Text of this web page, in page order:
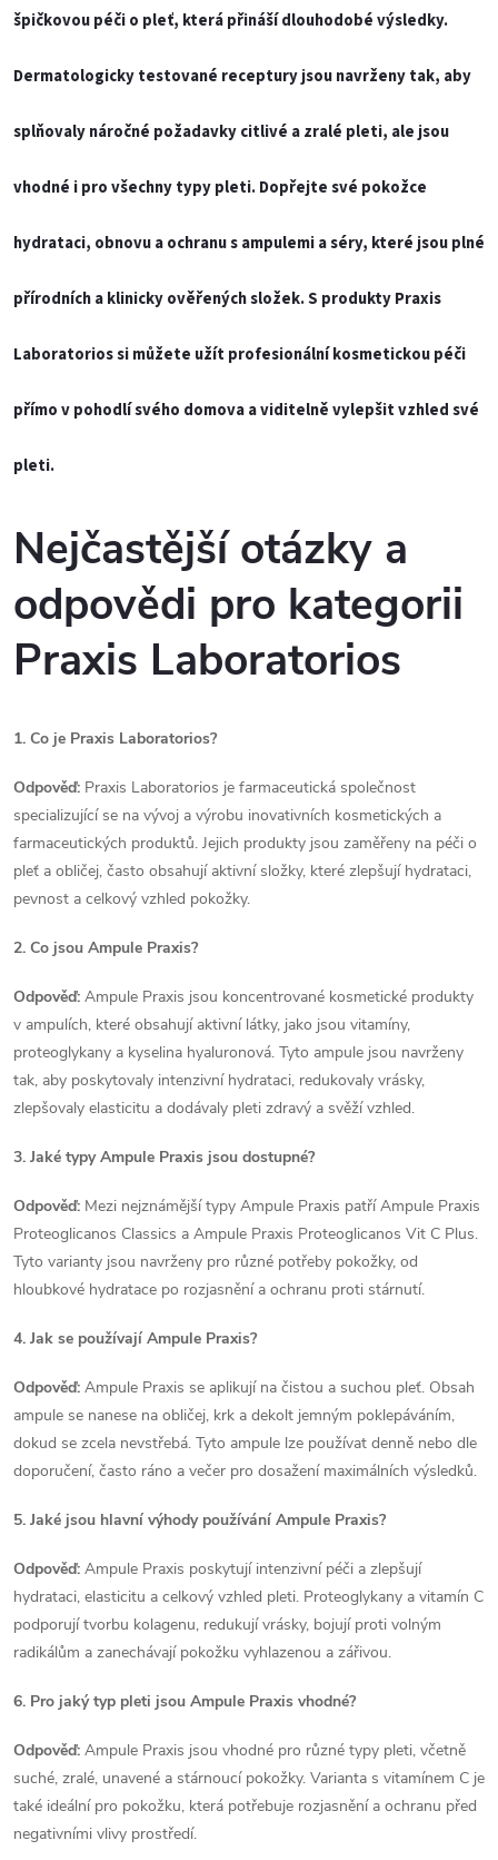
á
d
a
c
p
r
v
k
v
ý
p
i
s
špičkovou péči o pleť, která přináší dlouhodobé výsledky.
Dermatologicky testované receptury jsou navrženy tak, aby
splňovaly náročné požadavky citlivé a zralé pleti, ale jsou
vhodné i pro všechny typy pleti. Dopřejte své pokožce
hydrataci, obnovu a ochranu s ampulemi a séry, které jsou plné
přírodních a klinicky ověřených složek. S produktyPraxis
Laboratoriossi můžete užít profesionální kosmetickou péči
přímo v pohodlí svého domova a viditelně vylepšit vzhled své
pleti.
Nejčastější otázky a
odpovědi pro kategorii
Praxis Laboratorios
1. Co je Praxis Laboratorios?
Odpověď: Praxis Laboratorios je farmaceutická společnost
specializující se na vývoj a výrobu inovativních kosmetických a
farmaceutických produktů. Jejich produkty jsou zaměřeny na péči o
pleť a obličej, často obsahují aktivní složky, které zlepšují hydrataci,
pevnost a celkový vzhled pokožky.
2. Co jsou Ampule Praxis?
Odpověď: Ampule Praxis jsou koncentrované kosmetické produkty
v ampulích, které obsahují aktivní látky, jako jsou vitamíny,
proteoglykany a kyselina hyaluronová. Tyto ampule jsou navrženy
tak, aby poskytovaly intenzivní hydrataci, redukovaly vrásky,
zlepšovaly elasticitu a dodávaly pleti zdravý a svěží vzhled.
3. Jaké typy Ampule Praxis jsou dostupné?
Odpověď: Mezi nejznámější typy Ampule Praxis patří Ampule Praxis
Proteoglicanos Classics a Ampule Praxis Proteoglicanos Vit C Plus.
Tyto varianty jsou navrženy pro různé potřeby pokožky, od
hloubkové hydratace po rozjasnění a ochranu proti stárnutí.
4. Jak se používají Ampule Praxis?
Odpověď: Ampule Praxis se aplikují na čistou a suchou pleť. Obsah
ampule se nanese na obličej, krk a dekolt jemným poklepáváním,
dokud se zcela nevstřebá. Tyto ampule lze používat denně nebo dle
doporučení, často ráno a večer pro dosažení maximálních výsledků.
5. Jaké jsou hlavní výhody používání Ampule Praxis?
Odpověď: Ampule Praxis poskytují intenzivní péči a zlepšují
hydrataci, elasticitu a celkový vzhled pleti. Proteoglykany a vitamín C
podporují tvorbu kolagenu, redukují vrásky, bojují proti volným
radikálům a zanechávají pokožku vyhlazenou a zářivou.
6. Pro jaký typ pleti jsou Ampule Praxis vhodné?
Odpověď: Ampule Praxis jsou vhodné pro různé typy pleti, včetně
suché, zralé, unavené a stárnoucí pokožky. Varianta s vitamínem C je
také ideální pro pokožku, která potřebuje rozjasnění a ochranu před
negativními vlivy prostředí.